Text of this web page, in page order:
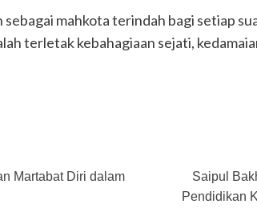
mahkota terindah bagi setiap
terletak kebahagiaan sejati,
Martabat Diri dalam
Saipul
Pendidikan